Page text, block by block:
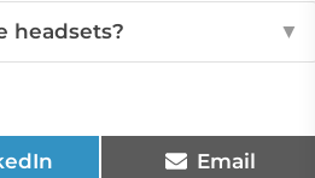
headsets? ▼
Email